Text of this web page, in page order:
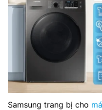
Samsung trang bị cho